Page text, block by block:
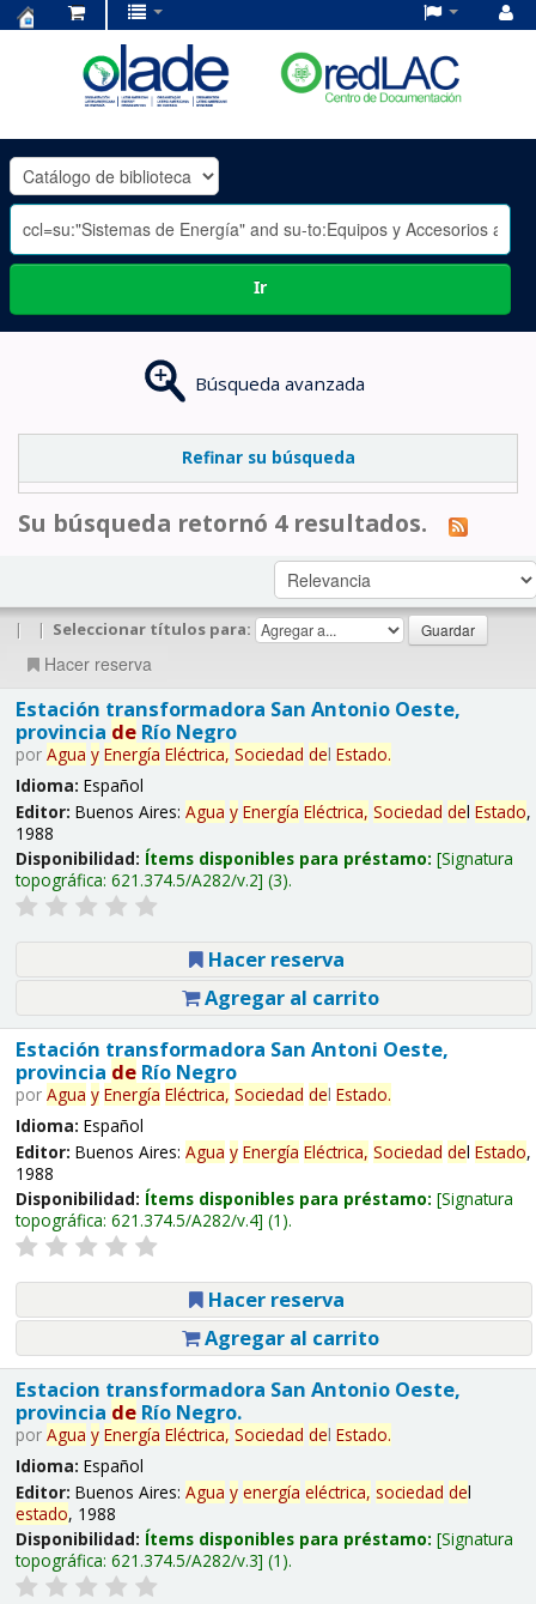
OLADE
-
Ir
Búsqueda avanzada
Refinar su búsqueda
Su búsqueda retornó 4 resultados.
| | Seleccionar títulos para:
Hacer reserva
Estación transformadora San Antonio Oeste,
provincia deRío Negro
por Agua y Energía Eléctrica, Sociedad del Estado.
Idioma: Español
Editor: Buenos Aires: Agua y Energía Eléctrica, Sociedad del Estado,
1988
Disponibilidad: Ítems disponibles para préstamo: Signatura
topográfica: 621.374.5/A282/v.2 (3).
Hacer reserva
Agregar al carrito
Estación transformadora San Antoni Oeste,
provincia deRío Negro
por Agua y Energía Eléctrica, Sociedad del Estado.
Idioma: Español
Editor: Buenos Aires: Agua y Energía Eléctrica, Sociedad del Estado,
1988
Disponibilidad: Ítems disponibles para préstamo: Signatura
topográfica: 621.374.5/A282/v.4 (1).
Hacer reserva
Agregar al carrito
Estacion transformadora San Antonio Oeste,
provincia deRío Negro.
por Agua y Energía Eléctrica, Sociedad del Estado.
Idioma: Español
Editor: Buenos Aires: Agua y energía eléctrica, sociedad del
estado, 1988
Disponibilidad: Ítems disponibles para préstamo: Signatura
topográfica: 621.374.5/A282/v.3 (1).